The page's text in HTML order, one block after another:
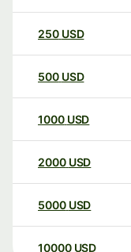
250 USD
500 USD
1000 USD
2000 USD
5000 USD
10000 USD